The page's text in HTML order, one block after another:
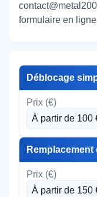
formulaire en ligne
Déblocage
À partir de 100
À partir de 150